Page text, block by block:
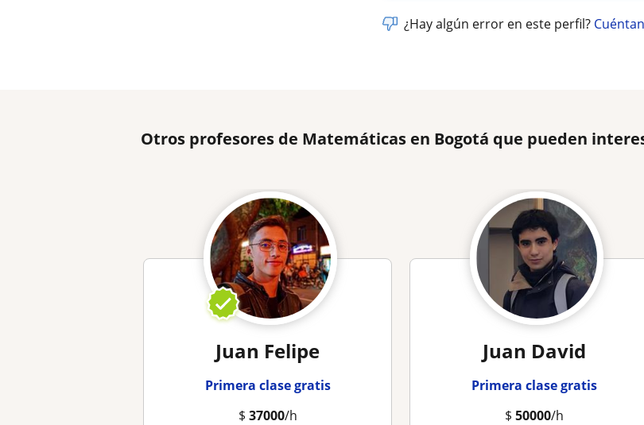
¿Hay algún error en este perfil?
Otros profesores de Matemáticas en Bogotá que pueden
Juan Felipe
Primera clase gratis
$ 37000/h
Juan David
Primera clase gratis
$ 50000/h